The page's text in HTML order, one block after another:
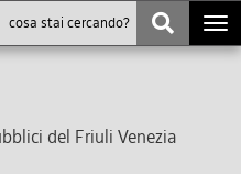
del Friuli Venezia